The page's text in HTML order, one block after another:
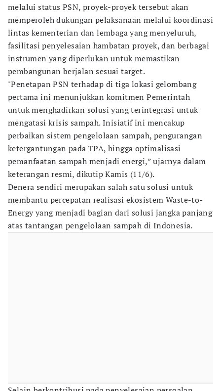
melalui status PSN, proyek-proyek tersebut akan
memperoleh dukungan pelaksanaan melalui koordinasi
lintas kementerian dan lembaga yang menyeluruh,
fasilitasi penyelesaian hambatan proyek, dan berbagai
instrumen yang diperlukan untuk memastikan
pembangunan berjalan sesuai target.
"Penetapan PSN terhadap di tiga lokasi gelombang
pertama ini menunjukkan komitmen Pemerintah
untuk menghadirkan solusi yang terintegrasi untuk
mengatasi krisis sampah. Inisiatif ini mencakup
perbaikan sistem pengelolaan sampah, pengurangan
ketergantungan pada TPA, hingga optimalisasi
pemanfaatan sampah menjadi energi,” ujarnya dalam
keterangan resmi, dikutip Kamis (11/6).
Denera sendiri merupakan salah satu solusi untuk
membantu percepatan realisasi ekosistem Waste-to-
Energy yang menjadi bagian dari solusi jangka panjang
atas tantangan pengelolaan sampah di Indonesia.